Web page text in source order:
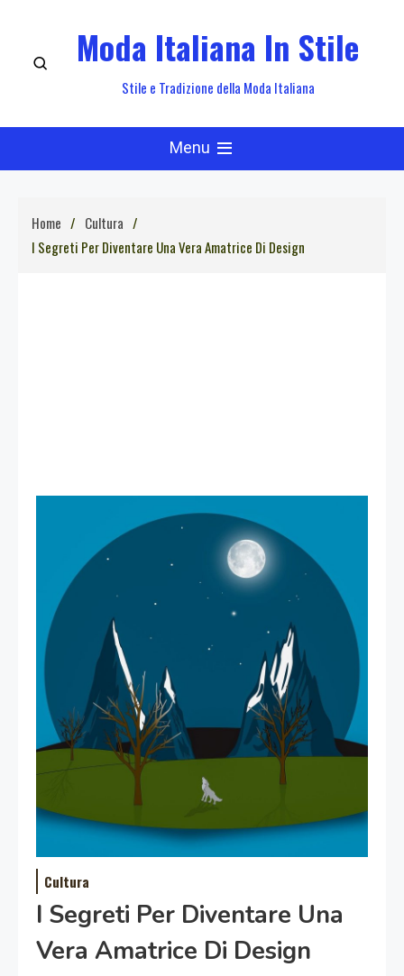
content
Moda Italiana In Stile
Stile e Tradizione della Moda Italiana
Menu
Home
Cultura
I Segreti Per Diventare Una Vera Amatrice Di Design
Cultura
I Segreti Per Diventare Una
Vera Amatrice Di Design